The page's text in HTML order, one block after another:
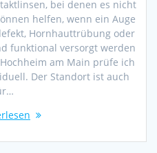
bei denen es nicht
helfen, wenn ein Auge
Hornhauttrübung oder
funktional versorgt werden
am Main prüfe ich
Der Standort ist auch